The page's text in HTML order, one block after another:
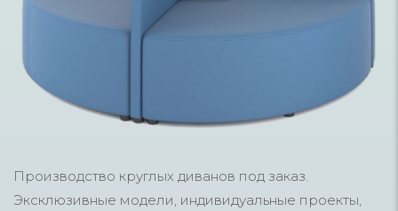
Производство круглых диванов под заказ.
Эксклюзивные модели, индивидуальные проекты,